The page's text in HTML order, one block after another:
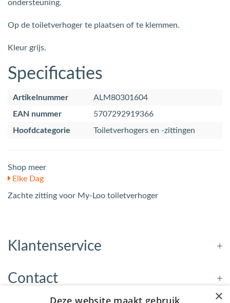
ondersteuning.
Op de toiletverhoger te plaatsen of te klemmen.
Kleur grijs.
Specificaties
Artikelnummer
ALM80301604
EAN nummer
5707292919366
Hoofdcategorie
Toiletverhogers en -zittingen
Shop meer
Elke Dag
Zachte zitting voor My-Loo toiletverhoger
Klantenservice
Contact
×
Deze website maakt gebruik